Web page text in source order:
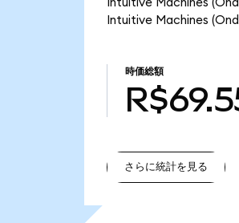
Intuitive Machines
Intuitive Machines
時価総額
さらに統計を見る